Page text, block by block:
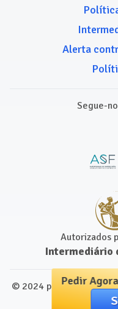
Pedir
Alerta
Autorizados
Intermediário
Segue-
© 2024 para
1250-